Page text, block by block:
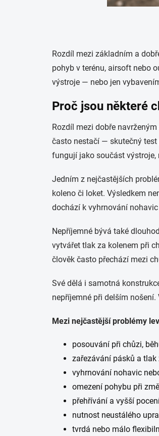
Rozdíl mezi základním a
pohyb v terénu, airsoft nebo
výstroje — nebo jen
Proč jsou některé
Rozdíl mezi dobře
často nestačí — skutečný test
fungují jako součást výstroje,
Jedním z nejčastějších
koleno či loket. Výsledkem
dochází k vyhrnování
Nepříjemné bývá také
vytvářet tlak za kolenem při
člověk často přechází mezi
Své dělá i samotná
nepříjemné při delším
Mezi nejčastější problémy
posouvání při chůzi,
zařezávání pásků a tlak
vyhrnování nohavic
omezení pohybu při
přehřívání a vyšší
nutnost neustálého
tvrdá nebo málo